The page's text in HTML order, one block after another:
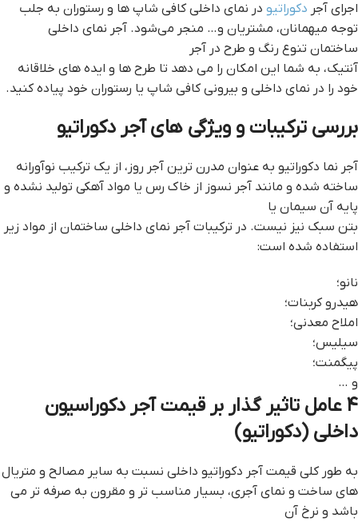
اجرای آجر دکوراتیو در نمای داخلی کافی شاپ ها و رستوران به جلب
توجه میهمانان، مشتریان و… منجر می‌شود. آجر نمای داخلی
ساختمان تنوع رنگ و طرح در آجر
آنتیک، به شما این امکان را می دهد تا طرح ها و ایده های خلاقانه
خود را در نمای داخلی و بیرونی کافی شاپ یا رستوران خود پیاده کنید.
بررسی ترکیبات و ویژگی های آجر دکوراتیو
آجر نما دکوراتیو به عنوان مدرن ترین آجر روز، از یک ترکیب نوآورانه
ساخته شده و مانند آجر نسوز از خاک رس یا مواد آهکی تولید نشده و
پایه آن سیمان یا
بتن سبک نیز نیست. در ترکیبات آجر نمای داخلی ساختمان از مواد زیر
استفاده شده است:
نانو؛
هیدرو کربنات؛
املاح معدنی؛
سیلیس؛
پیگمنت؛
و …
۴ عامل تاثیر گذار بر قیمت آجر دکوراسیون
داخلی (دکوراتیو)
به طور کلی قیمت آجر دکوراتیو داخلی نسبت به سایر مصالح و متریال
های ساخت و نمای آجری، بسیار مناسب تر و مقرون به صرفه تر می
باشد و نرخ آن